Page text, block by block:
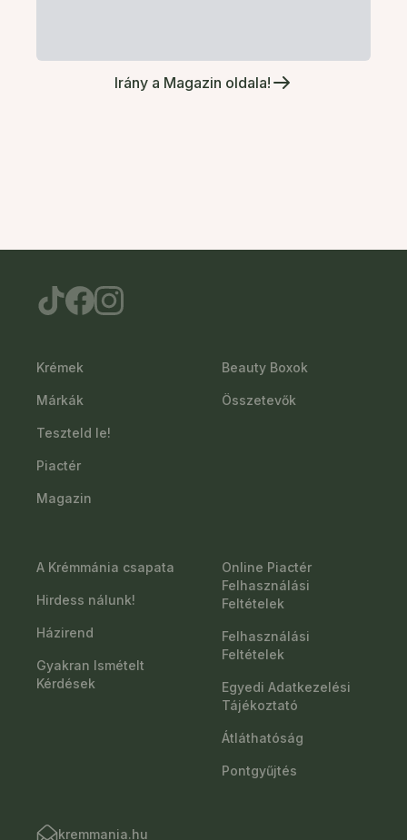
Irány a Magazin oldala!
Krémek
Márkák
Teszteld le!
Piactér
Magazin
Beauty Boxok
Összetevők
A Krémmánia csapata
Hirdess nálunk!
Házirend
Gyakran Ismételt
Kérdések
Online Piactér
Felhasználási
Feltételek
Felhasználási
Feltételek
Egyedi Adatkezelési
Tájékoztató
Átláthatóság
Pontgyűjtés
kremmania.hu